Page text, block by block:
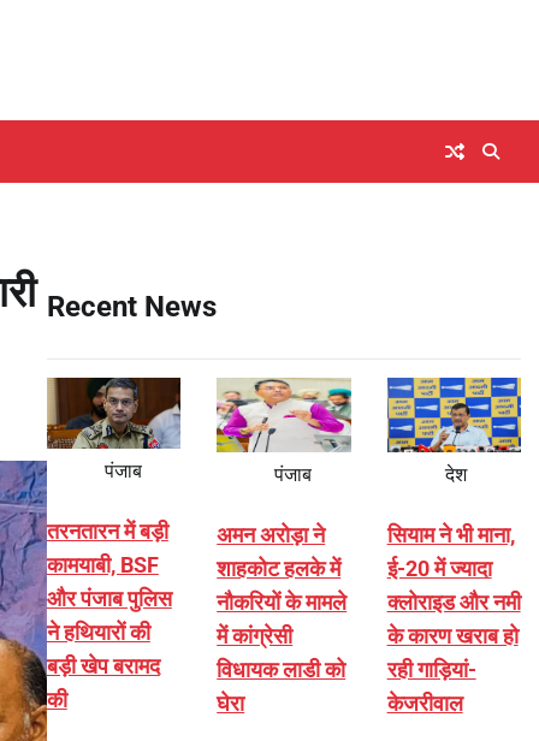
Recent News
पंजाब
तरनतारन में बड़ी
कामयाबी, BSF
और पंजाब पुलिस
ने हथियारों की
बड़ी खेप बरामद
की
पंजाब
अमन अरोड़ा ने
शाहकोट हलके में
नौकरियों के मामले
में कांग्रेसी
विधायक लाडी को
घेरा
देश
सियाम ने भी माना,
ई-20 में ज्यादा
क्लोराइड और नमी
के कारण खराब हो
रही गाड़ियां-
केजरीवाल